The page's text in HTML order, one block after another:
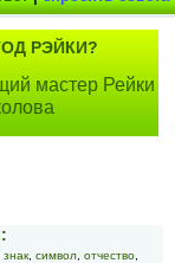
РЭЙКИ?
мастер Рейки
знак, символ, отчество,